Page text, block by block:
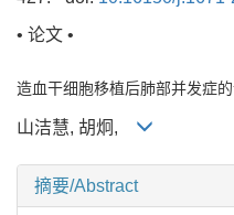
• 论文 •
造血干细胞移植后肺部并发症
山洁慧, 胡炯,
摘要/Abstract